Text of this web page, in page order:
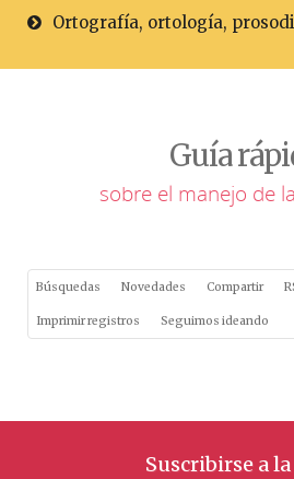
Ortografía, ortología,
Guía
sobre el manejo de
Búsquedas Novedades Compartir
Imprimir registros Seguimos ideando
Suscribirse a la